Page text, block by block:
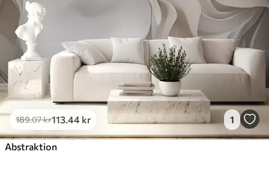
189.07kr113 .44 kr 1
Abstraktion